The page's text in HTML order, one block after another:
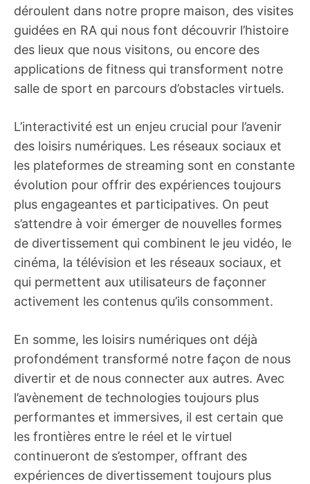
déroulent dans notre propre maison, des visites
guidées en RA qui nous font découvrir l’histoire
des lieux que nous visitons, ou encore des
applications de fitness qui transforment notre
salle de sport en parcours d’obstacles virtuels.
L’interactivité est un enjeu crucial pour l’avenir
des loisirs numériques. Les réseaux sociaux et
les plateformes de streaming sont en constante
évolution pour offrir des expériences toujours
plus engageantes et participatives. On peut
s’attendre à voir émerger de nouvelles formes
de divertissement qui combinent le jeu vidéo, le
cinéma, la télévision et les réseaux sociaux, et
qui permettent aux utilisateurs de façonner
activement les contenus qu’ils consomment.
En somme, les loisirs numériques ont déjà
profondément transformé notre façon de nous
divertir et de nous connecter aux autres. Avec
l’avènement de technologies toujours plus
performantes et immersives, il est certain que
les frontières entre le réel et le virtuel
continueront de s’estomper, offrant des
expériences de divertissement toujours plus